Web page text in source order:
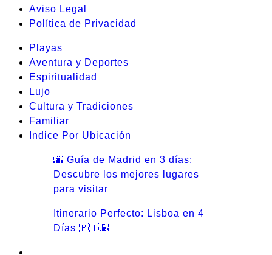
Aviso Legal
Política de Privacidad
Playas
Aventura y Deportes
Espiritualidad
Lujo
Cultura y Tradiciones
Familiar
Indice Por Ubicación
🌆 Guía de Madrid en 3 días:
Descubre los mejores lugares
para visitar
Itinerario Perfecto: Lisboa en 4
Días 🇵🇹🌇